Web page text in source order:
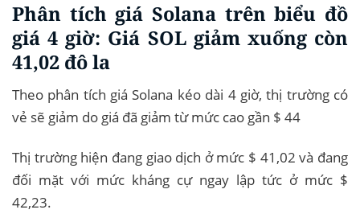
Phân tích giá Solana trên biểu đồ
giá 4 giờ: Giá SOL giảm xuống còn
41,02 đô la
Theo phân tích giá Solana kéo dài 4 giờ, thị trường có
vẻ sẽ giảm do giá đã giảm từ mức cao gần $ 44
Thị trường hiện đang giao dịch ở mức $ 41,02 và đang
đối mặt với mức kháng cự ngay lập tức ở mức $
42,23.